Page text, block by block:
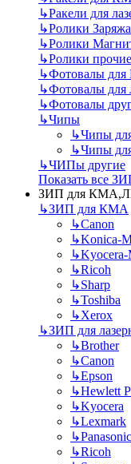
↳Ракели для
↳Ролики
↳Ролики
↳Ролики
↳Фотовалы
↳Фотовалы для
↳Фотовалы
↳Чипы
↳Чипы
↳Чипы
↳ЧИПы другие
Показать все
ЗИП для
↳ЗИП для КМА
↳Canon
↳Konica-
↳Kyocera-
↳Ricoh
↳Sharp
↳Toshiba
↳Xerox
↳ЗИП для
↳Brother
↳Canon
↳Epson
↳Hewlett
↳Kyocera
↳Lexmark
↳Panasonic
↳Ricoh